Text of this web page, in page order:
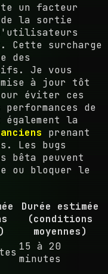
un facteur
de la sortie
Cette surcharge
des
Je vous
mise à jour tôt
éviter ces
de
la
prenant
Les bugs
bêta peuvent
ou bloquer le
Durée estimée
(conditions
moyennes)
15 à 20
minutes